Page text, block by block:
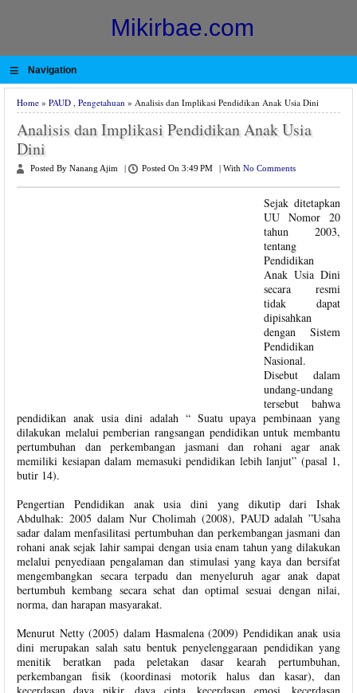
Mikirbae.com
≡ Navigation
Home » PAUD , Pengetahuan » Analisis dan Implikasi Pendidikan Anak Usia Dini
Analisis dan Implikasi Pendidikan Anak Usia
Dini
Posted By Nanang Ajim Posted On 3:49 PM With No Comments
Sejak ditetapkan
UU Nomor 20
tahun 2003,
tentang
Pendidikan
Anak Usia Dini
secara resmi
tidak dapat
dipisahkan
dengan Sistem
Pendidikan
Nasional.
Disebut dalam
undang-undang
tersebut bahwa
pendidikan anak usia dini adalah “ Suatu upaya pembinaan yang
dilakukan melalui pemberian rangsangan pendidikan untuk membantu
pertumbuhan dan perkembangan jasmani dan rohani agar anak
memiliki kesiapan dalam memasuki pendidikan lebih lanjut” (pasal 1,
butir 14).
Pengertian Pendidikan anak usia dini yang dikutip dari Ishak
Abdulhak: 2005 dalam Nur Cholimah (2008), PAUD adalah ”Usaha
sadar dalam menfasilitasi pertumbuhan dan perkembangan jasmani dan
rohani anak sejak lahir sampai dengan usia enam tahun yang dilakukan
melalui penyediaan pengalaman dan stimulasi yang kaya dan bersifat
mengembangkan secara terpadu dan menyeluruh agar anak dapat
bertumbuh kembang secara sehat dan optimal sesuai dengan nilai,
norma, dan harapan masyarakat.
Menurut Netty (2005) dalam Hasmalena (2009) Pendidikan anak usia
dini merupakan salah satu bentuk penyelenggaraan pendidikan yang
menitik beratkan pada peletakan dasar kearah pertumbuhan,
perkembangan fisik (koordinasi motorik halus dan kasar), dan